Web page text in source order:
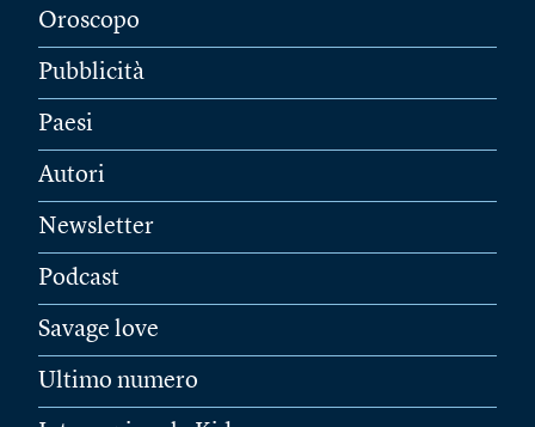
Oroscopo
Pubblicità
Paesi
Autori
Newsletter
Podcast
Savage love
Ultimo numero